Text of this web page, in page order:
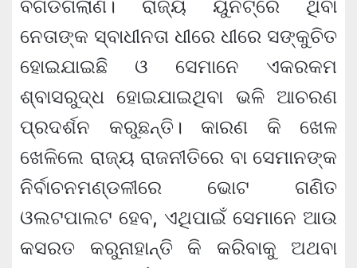
ବିଗିଡିଗଲାଣି। ରାଜ୍ୟ ୟୁନିଟ୍‌ରେ ଥିବା
ନେତାଙ୍କ ସ୍ବାଧୀନତା ଧୀରେ ଧୀରେ ସଙ୍କୁଚିତ
ହୋଇଯାଇଛି ଓ ସେମାନେ ଏକରକମ
ଶ୍ବାସରୁଦ୍ଧ ହୋଇଯାଇଥିବା ଭଳି ଆଚରଣ
ପ୍ରଦର୍ଶନ କରୁଛନ୍ତି। କାରଣ କି ଖେଳ
ଖେଳିଲେ ରାଜ୍ୟ ରାଜନୀତିରେ ବା ସେମାନଙ୍କ
ନିର୍ବାଚନମଣ୍ଡଳୀରେ ଭୋଟ ଗଣିତ
ଓଲଟପାଲଟ ହେବ, ଏଥିପାଇଁ ସେମାନେ ଆଉ
କସରତ କରୁନାହାନ୍ତି କି କରିବାକୁ ଅଥବା